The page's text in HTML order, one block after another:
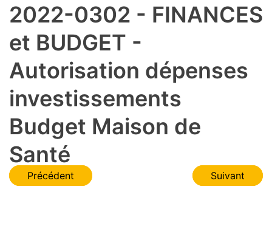
2022-0302 - FINANCES
et BUDGET -
Autorisation dépenses
investissements
Budget Maison de
Santé
Navigation
Précédent Suivant